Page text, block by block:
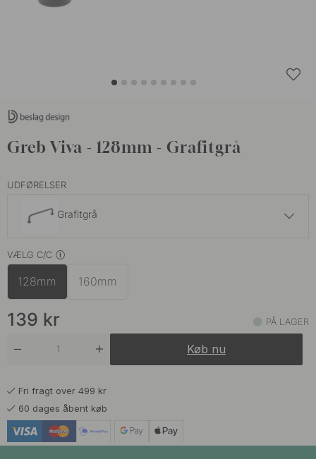
Greb Viva - 128mm - Grafitgrå
UDFØRELSER
Grafitgrå
Brunet Messing
Børstet Rustfrit
Børstet Messing
Kalkgrå
Mat Sort
VÆLG C/C
128mm 160mm
139 kr PÅ LAGER
Køb nu
Fri fragt over 499 kr
60 dages åbent køb